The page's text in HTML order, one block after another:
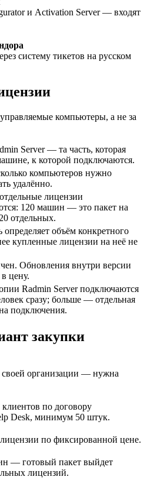
и Activation Server — входят
систему тикетов на русском
компьютеры, а не за
Server — та часть, которая
к которой подключаются.
компьютеров нужно
удалённо.
лицензии
120 машин — это пакет на
отдельных.
определяет объём конкретного
купленные лицензии на неё не
Обновления внутри версии
цену.
Radmin Server подключаются
сразу; больше — отдельная
подключения.
закупки
организации — нужна
по договору
Desk, минимум 50 штук.
по фиксированной цене.
— готовый пакет выйдет
лицензий.